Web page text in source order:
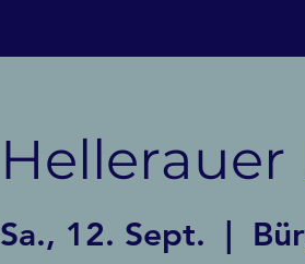
Hellerauer
Sa., 12. Sept.